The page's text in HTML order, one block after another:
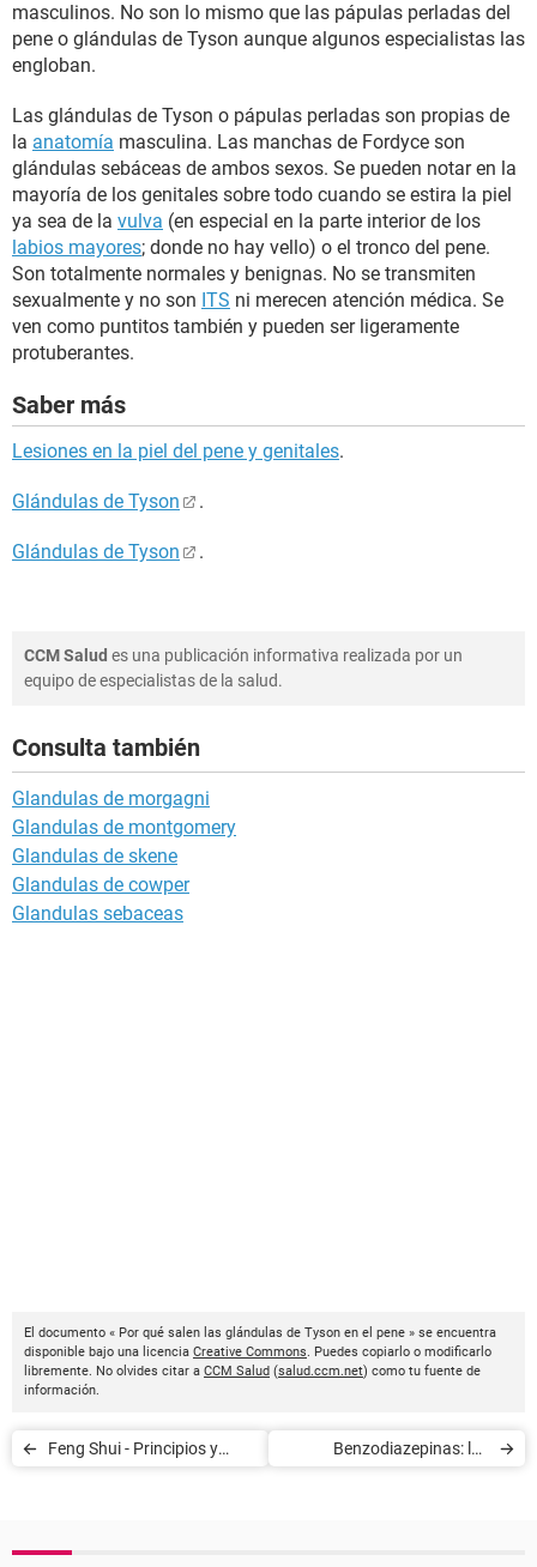
masculinos. No son lo mismo que las pápulas perladas del
pene o glándulas de Tyson aunque algunos especialistas las
engloban.
Las glándulas de Tyson o pápulas perladas son propias de
la anatomía masculina. Las manchas de Fordyce son
glándulas sebáceas de ambos sexos. Se pueden notar en la
mayoría de los genitales sobre todo cuando se estira la piel
ya sea de la vulva (en especial en la parte interior de los
labios mayores; donde no hay vello) o el tronco del pene.
Son totalmente normales y benignas. No se transmiten
sexualmente y no son ITS ni merecen atención médica. Se
ven como puntitos también y pueden ser ligeramente
protuberantes.
Saber más
Lesiones en la piel del pene y genitales.
Glándulas de Tyson .
Glándulas de Tyson .
CCM Salud es una publicación informativa realizada por un
equipo de especialistas de la salud.
Consulta también
Glandulas de morgagni
Glandulas de montgomery
Glandulas de skene
Glandulas de cowper
Glandulas sebaceas
El documento « Por qué salen las glándulas de Tyson en el pene » se encuentra
disponible bajo una licencia Creative Commons. Puedes copiarlo o modificarlo
libremente. No olvides citar a CCM Salud (salud.ccm.net) como tu fuente de
información.
Feng Shui - Principios y
Benzodiazepinas: los